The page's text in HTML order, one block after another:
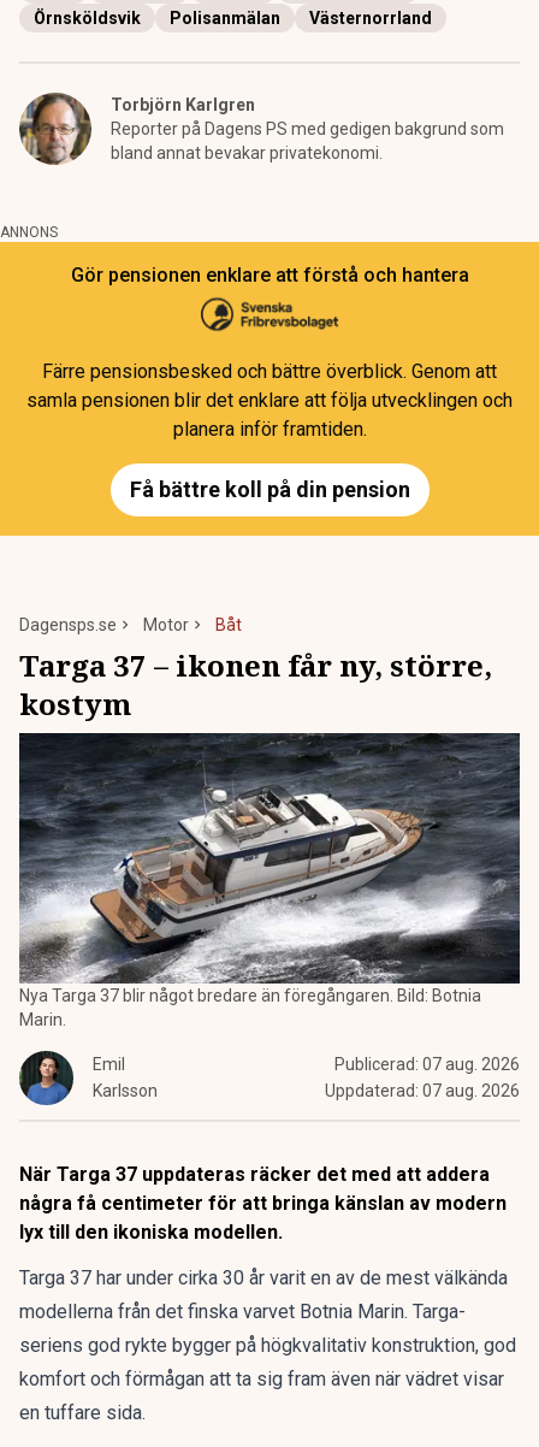
Örnsköldsvik
Polisanmälan Västernorrland
Torbjörn Karlgren
Reporter på Dagens PS med gedigen bakgrund som
bland annat bevakar privatekonomi.
ANNONS
Gör pensionen enklare att förstå och hantera
Färre pensionsbesked och bättre överblick. Genom att
samla pensionen blir det enklare att följa utvecklingen och
planera inför framtiden.
Få bättre koll på din pension
Dagensps.se Motor Båt
Targa 37 – ikonen får ny, större,
kostym
Nya Targa 37 blir något bredare än föregångaren. Bild: Botnia
Marin.
Emil
Karlsson
Publicerad: 07 aug. 2026
Uppdaterad: 07 aug. 2026
När Targa 37 uppdateras räcker det med att addera
några få centimeter för att bringa känslan av modern
lyx till den ikoniska modellen.
Targa 37 har under cirka 30 år varit en av de mest välkända
modellerna från det finska varvet Botnia Marin. Targa-
seriens god rykte bygger på högkvalitativ konstruktion, god
komfort och förmågan att ta sig fram även när vädret visar
en tuffare sida.